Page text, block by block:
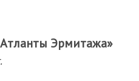
Эрмитажа»